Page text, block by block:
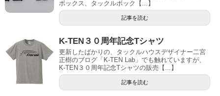
ボックス、タックルボック【...】
記事を読む
K-TEN３０周年記念Tシャツ
更新したばかりの、タックルハウスデザイナー二宮
正樹のブログ「K-TEN Lab」でも触れていますが、
K-TEN３０周年記念Tシャツの販売【...】
記事を読む